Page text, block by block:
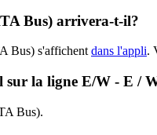
Bus) arrivera-t-il?
Bus) s'affichent dans l'appli.
la ligne E/W - E /
Bus).